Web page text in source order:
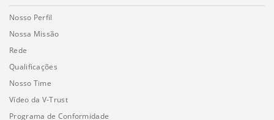
Nosso Perfil
Nossa Missão
Rede
Qualificações
Nosso Time
Vídeo da V-Trust
Programa de Conformidade